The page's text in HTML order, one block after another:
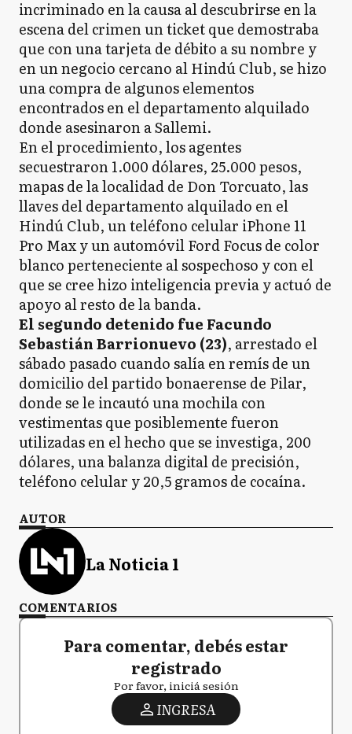
incriminado en la causa al descubrirse en la
escena del crimen un ticket que demostraba
que con una tarjeta de débito a su nombre y
en un negocio cercano al Hindú Club, se hizo
una compra de algunos elementos
encontrados en el departamento alquilado
donde asesinaron a Sallemi.
En el procedimiento, los agentes
secuestraron 1.000 dólares, 25.000 pesos,
mapas de la localidad de Don Torcuato, las
llaves del departamento alquilado en el
Hindú Club, un teléfono celular iPhone 11
Pro Max y un automóvil Ford Focus de color
blanco perteneciente al sospechoso y con el
que se cree hizo inteligencia previa y actuó de
apoyo al resto de la banda.
El segundo detenido fue Facundo
Sebastián Barrionuevo (23), arrestado el
sábado pasado cuando salía en remís de un
domicilio del partido bonaerense de Pilar,
donde se le incautó una mochila con
vestimentas que posiblemente fueron
utilizadas en el hecho que se investiga, 200
dólares, una balanza digital de precisión,
teléfono celular y 20,5 gramos de cocaína.
AUTOR
La Noticia 1
COMENTARIOS
Para comentar, debés estar
registrado
Por favor, iniciá sesión
INGRESA